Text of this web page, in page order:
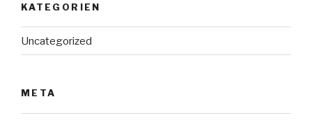
KATEGORIEN
Uncategorized
META